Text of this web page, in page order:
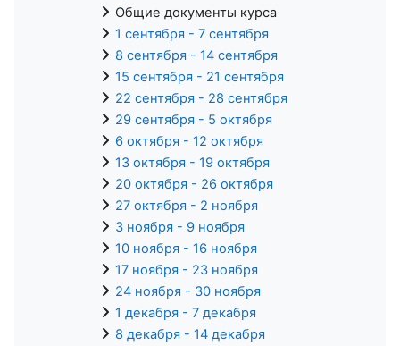
Общие документы курса
1 сентября - 7 сентября
8 сентября - 14 сентября
15 сентября - 21 сентября
22 сентября - 28 сентября
29 сентября - 5 октября
6 октября - 12 октября
13 октября - 19 октября
20 октября - 26 октября
27 октября - 2 ноября
3 ноября - 9 ноября
10 ноября - 16 ноября
17 ноября - 23 ноября
24 ноября - 30 ноября
1 декабря - 7 декабря
8 декабря - 14 декабря